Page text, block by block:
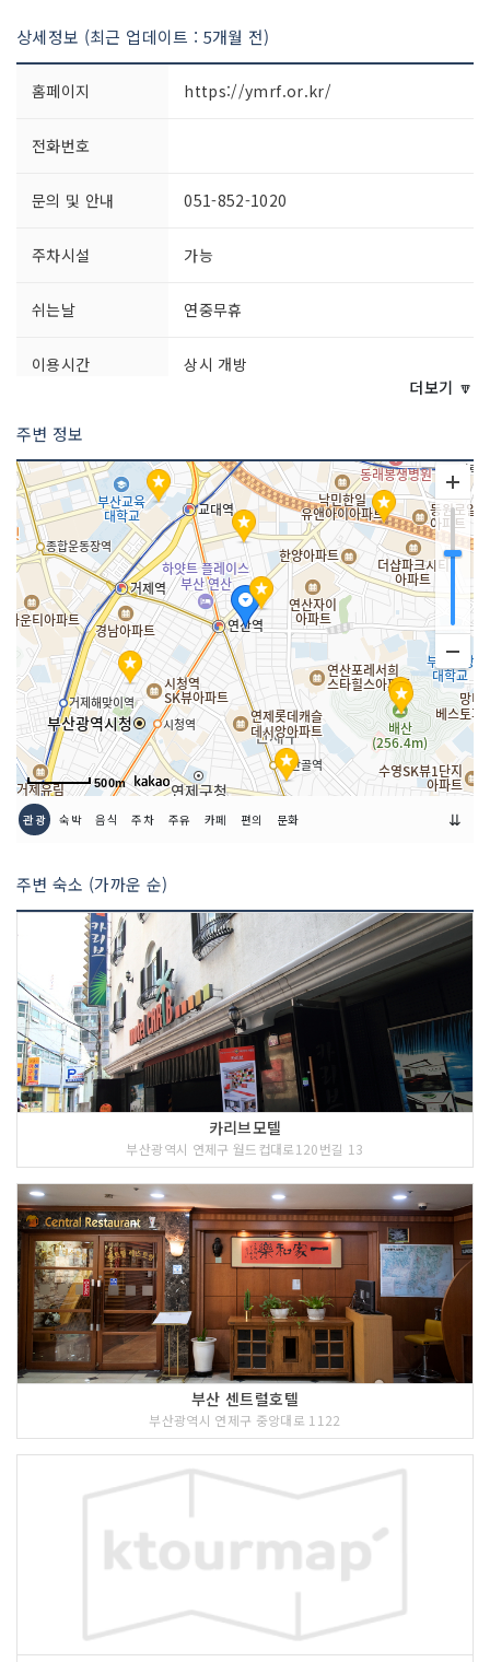
상세정보 (최근 업데이트 : 5개월 전)
홈페이지 https://ymrf.or.kr/
전화번호
문의 및 안내 051-852-1020
주차시설 가능
쉬는날 연중무휴
이용시간
상시 개방
더보기 🔽
주변 정보
500m
관광 숙박 음식 주차 주유 카페 편의 문화 ⇊
주변 숙소 (가까운 순)
카리브모텔
부산광역시 연제구 월드컵대로120번길 13
부산 센트럴호텔
부산광역시 연제구 중앙대로 1122